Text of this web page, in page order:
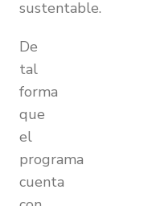
sustentable.
De
tal
forma
que
el
programa
cuenta